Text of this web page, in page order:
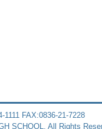
FAX:0836-21-7228
SCHOOL. All Rights